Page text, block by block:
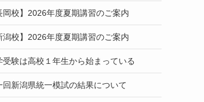
岡校】2026年度夏期講習のご案内
潟校】2026年度夏期講習のご案内
受験は高校１年生から始まっている
回新潟県統一模試の結果について